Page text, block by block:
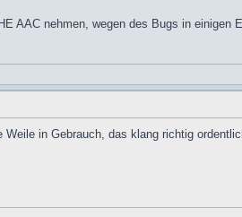
AAC nehmen, wegen des Bugs in einigen
in Gebrauch, das klang richtig